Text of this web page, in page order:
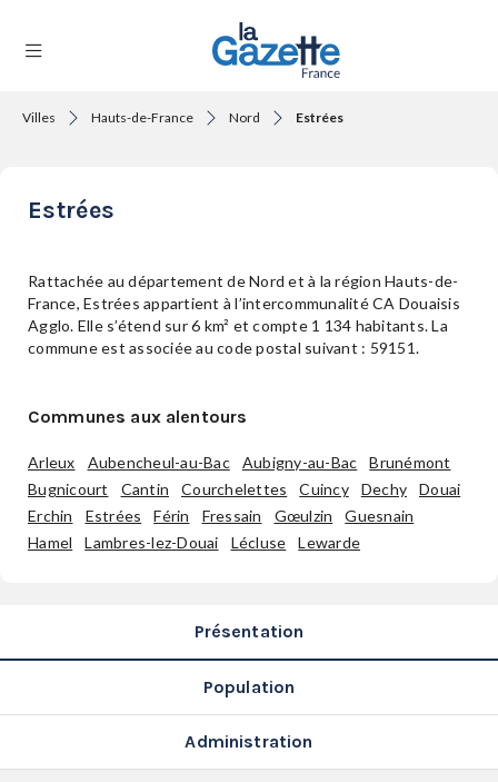
FORMATS
TENDANCES
SERVICES
LA
S'abonner
Villes Hauts-de-France Nord Estrées
Estrées
Rattachée au département de Nord et à la région Hauts-de-
France, Estrées appartient à l’intercommunalité CA Douaisis
Agglo. Elle s’étend sur 6 km² et compte 1 134 habitants. La
commune est associée au code postal suivant : 59151.
Communes aux alentours
Arleux Aubencheul-au-Bac Aubigny-au-Bac
Brunémont
Bugnicourt
Cantin Courchelettes Cuincy Dechy
Douai
Erchin
Estrées Férin Fressain Gœulzin
Guesnain
Hamel
Lambres-lez-Douai Lécluse Lewarde
Présentation
Population
Administration